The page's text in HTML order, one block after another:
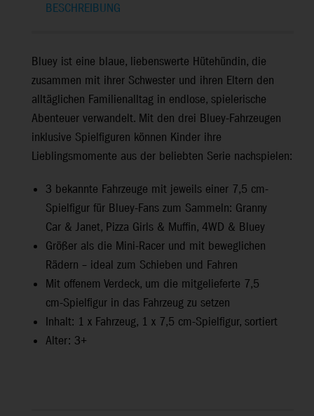
BESCHREIBUNG
Bluey ist eine blaue, liebenswerte Hütehündin, die
zusammen mit ihrer Schwester und ihren Eltern den
alltäglichen Familienalltag in endlose, spielerische
Abenteuer verwandelt. Mit den drei Bluey-Fahrzeugen
inklusive Spielfiguren können Kinder ihre
Lieblingsmomente aus der beliebten Serie nachspielen:
3 bekannte Fahrzeuge mit jeweils einer 7,5 cm-
Spielfigur für Bluey-Fans zum Sammeln: Granny
Car & Janet, Pizza Girls & Muffin, 4WD & Bluey
Größer als die Mini-Racer und mit beweglichen
Rädern – ideal zum Schieben und Fahren
Mit offenem Verdeck, um die mitgelieferte 7,5
cm-Spielfigur in das Fahrzeug zu setzen
Inhalt: 1 x Fahrzeug, 1 x 7,5 cm-Spielfigur, sortiert
Alter: 3+